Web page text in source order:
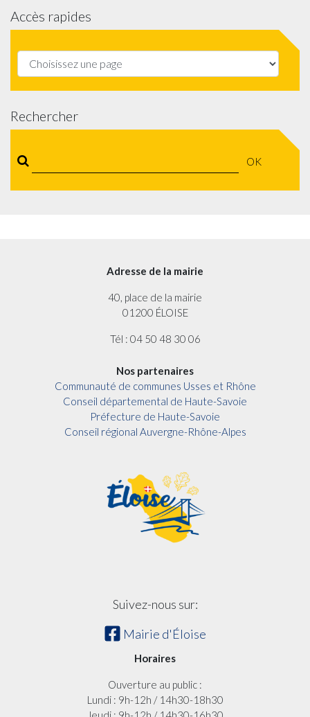
Accès rapides
Rechercher
OK
Adresse de la mairie
40, place de la mairie
01200 ÉLOISE
Tél : 04 50 48 30 06
Nos partenaires
Communauté de communes Usses et Rhône
Conseil départemental de Haute-Savoie
Préfecture de Haute-Savoie
Conseil régional Auvergne-Rhône-Alpes
Suivez-nous sur:
Mairie d'Éloise
Horaires
Ouverture au public :
Lundi : 9h-12h / 14h30-18h30